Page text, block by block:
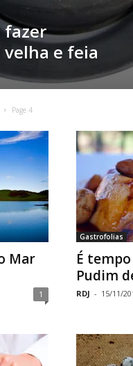
fazer
e feia
Page 4
Mar
1
Gastrofolias
É
Pudim
RDJ - 15/11/